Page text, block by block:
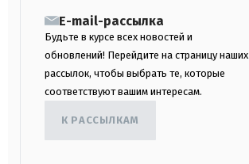
E-mail-рассылка
Будьте в курсе всех новостей и
обновлений! Перейдите на страницу наших
рассылок, чтобы выбрать те, которые
соответствуют вашим интересам.
К РАССЫЛКАМ